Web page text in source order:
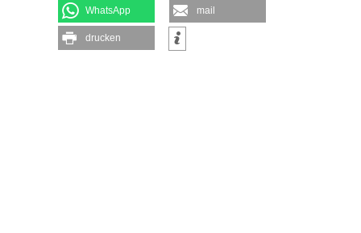
WhatsApp mail
drucken